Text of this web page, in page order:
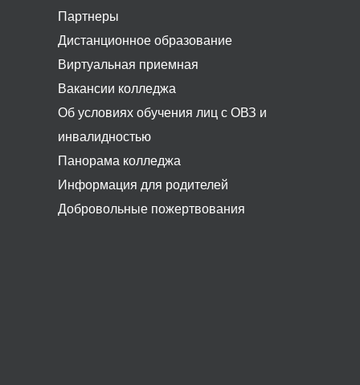
Партнеры
Дистанционное образование
Виртуальная приемная
Вакансии колледжа
Об условиях обучения лиц с ОВЗ и
инвалидностью
Панорама колледжа
Информация для родителей
Добровольные пожертвования